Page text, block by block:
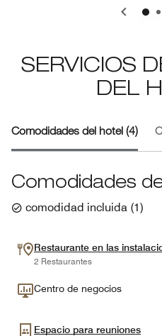
0 1
SERVICIOS
DEL
Comodidades del hotel (4)
Comodidades
comodidad incluida (1)
Restaurante en las
2 Restaurantes
Centro de negocios
Espacio para reuniones